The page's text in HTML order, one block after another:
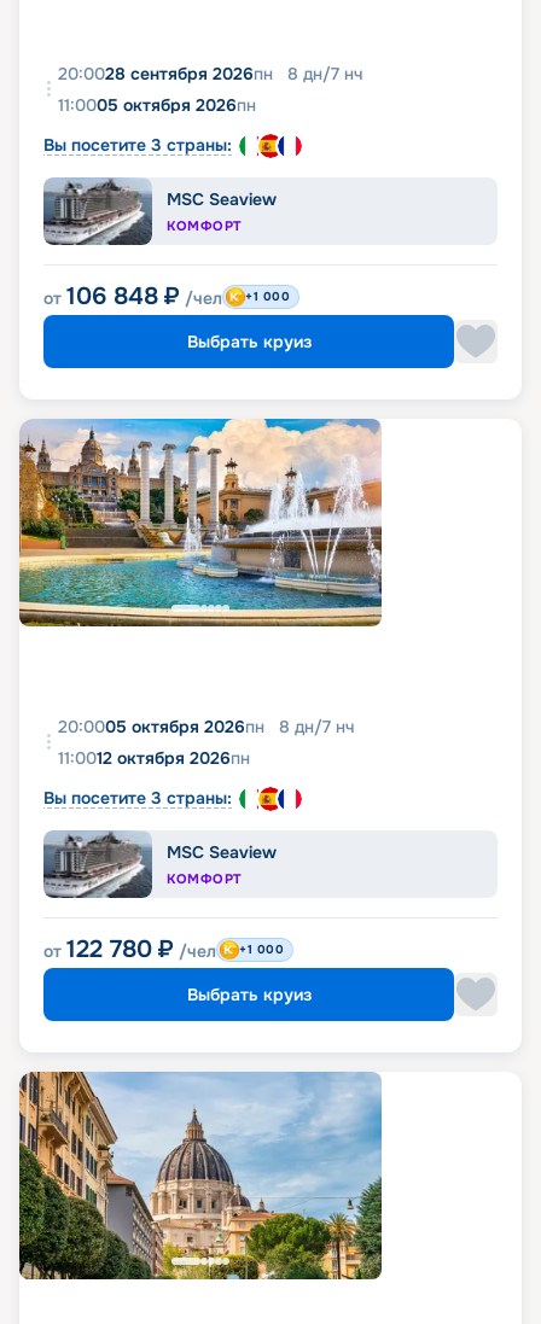
20:0028 сентября 2026пн 8 дн/7 нч
11:0005 октября 2026пн
Вы посетите 3 страны:
MSC Seaview
КОМФОРТ
от 106 848 ₽ /чел +1 000
Выбрать круиз
20:0005 октября 2026пн 8 дн/7 нч
11:0012 октября 2026пн
Вы посетите 3 страны:
MSC Seaview
КОМФОРТ
от 122 780 ₽ /чел +1 000
Выбрать круиз